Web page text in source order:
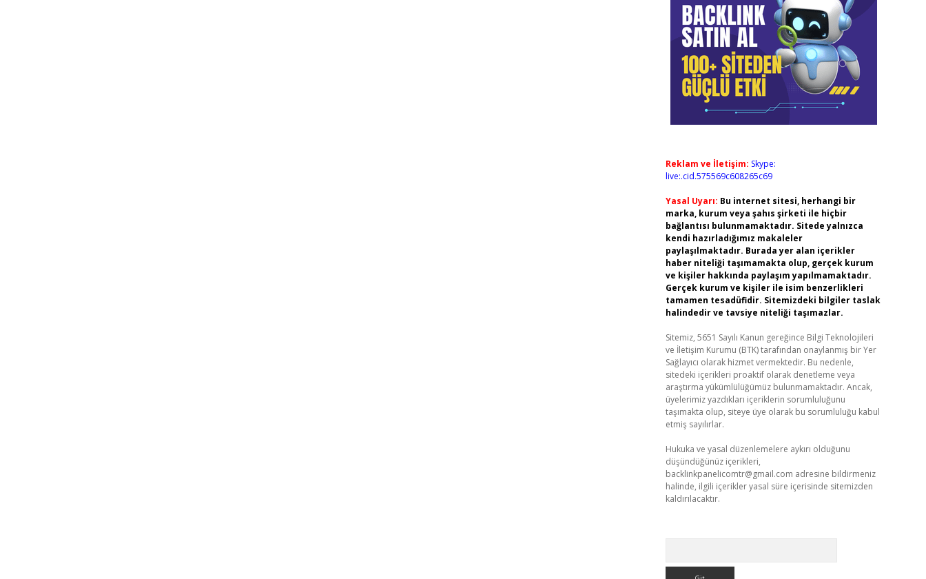
Reklam ve İletişim: Skype:
live:.cid.575569c608265c69
Yasal Uyarı: Bu internet sitesi, herhangi bir
marka, kurum veya şahıs şirketi ile hiçbir
bağlantısı bulunmamaktadır. Sitede yalnızca
kendi hazırladığımız makaleler
paylaşılmaktadır. Burada yer alan içerikler
haber niteliği taşımamakta olup, gerçek kurum
ve kişiler hakkında paylaşım yapılmamaktadır.
Gerçek kurum ve kişiler ile isim benzerlikleri
tamamen tesadüfidir. Sitemizdeki bilgiler taslak
halindedir ve tavsiye niteliği taşımazlar.
Sitemiz, 5651 Sayılı Kanun gereğince Bilgi Teknolojileri
ve İletişim Kurumu (BTK) tarafından onaylanmış bir Yer
Sağlayıcı olarak hizmet vermektedir. Bu nedenle,
sitedeki içerikleri proaktif olarak denetleme veya
araştırma yükümlülüğümüz bulunmamaktadır. Ancak,
üyelerimiz yazdıkları içeriklerin sorumluluğunu
taşımakta olup, siteye üye olarak bu sorumluluğu kabul
etmiş sayılırlar.
Hukuka ve yasal düzenlemelere aykırı olduğunu
düşündüğünüz içerikleri,
backlinkpanelicomtr@gmail.com adresine bildirmeniz
halinde, ilgili içerikler yasal süre içerisinde sitemizden
kaldırılacaktır.